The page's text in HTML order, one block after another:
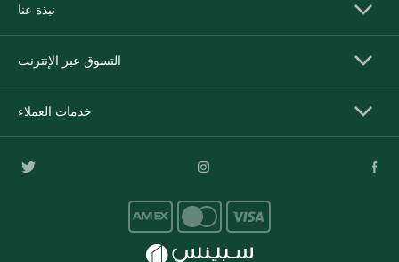
نبذة عنا
التسوق عبر الإنترنت
خدمات العملاء